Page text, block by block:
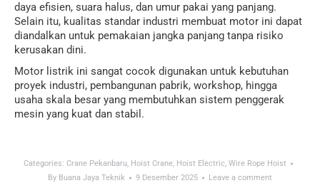
daya efisien, suara halus, dan umur pakai yang panjang.
Selain itu, kualitas standar industri membuat motor ini dapat
diandalkan untuk pemakaian jangka panjang tanpa risiko
kerusakan dini.
Motor listrik ini sangat cocok digunakan untuk kebutuhan
proyek industri, pembangunan pabrik, workshop, hingga
usaha skala besar yang membutuhkan sistem penggerak
mesin yang kuat dan stabil.
Categories: Crane Pekanbaru, Hoist Crane, Hoist Electric, Wire Rope Hoist
By Buana Jaya Teknik 9 Desember 2025 Leave a comment